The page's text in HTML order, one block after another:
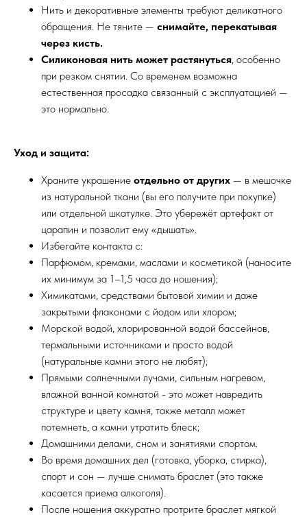
Нить и декоративные элементы требуют деликатного
обращения. Не тяните — снимайте, перекатывая
через кисть.
Силиконовая нить может растянуться, особенно
при резком снятии. Со временем возможна
естественная просадка связанный с эксплуатацией —
это нормально.
Уход и защита:
Храните украшение отдельно от других — в мешочке
из натуральной ткани (вы его получите при покупке)
или отдельной шкатулке. Это убережёт артефакт от
царапин и позволит ему «дышать».
Избегайте контакта с:
Парфюмом, кремами, маслами и косметикой (наносите
их минимум за 1–1,5 часа до ношения);
Химикатами, средствами бытовой химии и даже
закрытыми флаконами с йодом или хлором;
Морской водой, хлорированной водой бассейнов,
термальными источниками и просто водой
(натуральные камни этого не любят);
Прямыми солнечными лучами, сильным нагревом,
влажной ванной комнатой - это может навредить
структуре и цвету камня, также металл может
потемнеть, а камни утратить блеск;
Домашними делами, сном и занятиями спортом.
Во время домашних дел (готовка, уборка, стирка),
спорт и сон — лучше снимать браслет (это также
касается приема алкоголя).
После ношения аккуратно протрите браслет мягкой